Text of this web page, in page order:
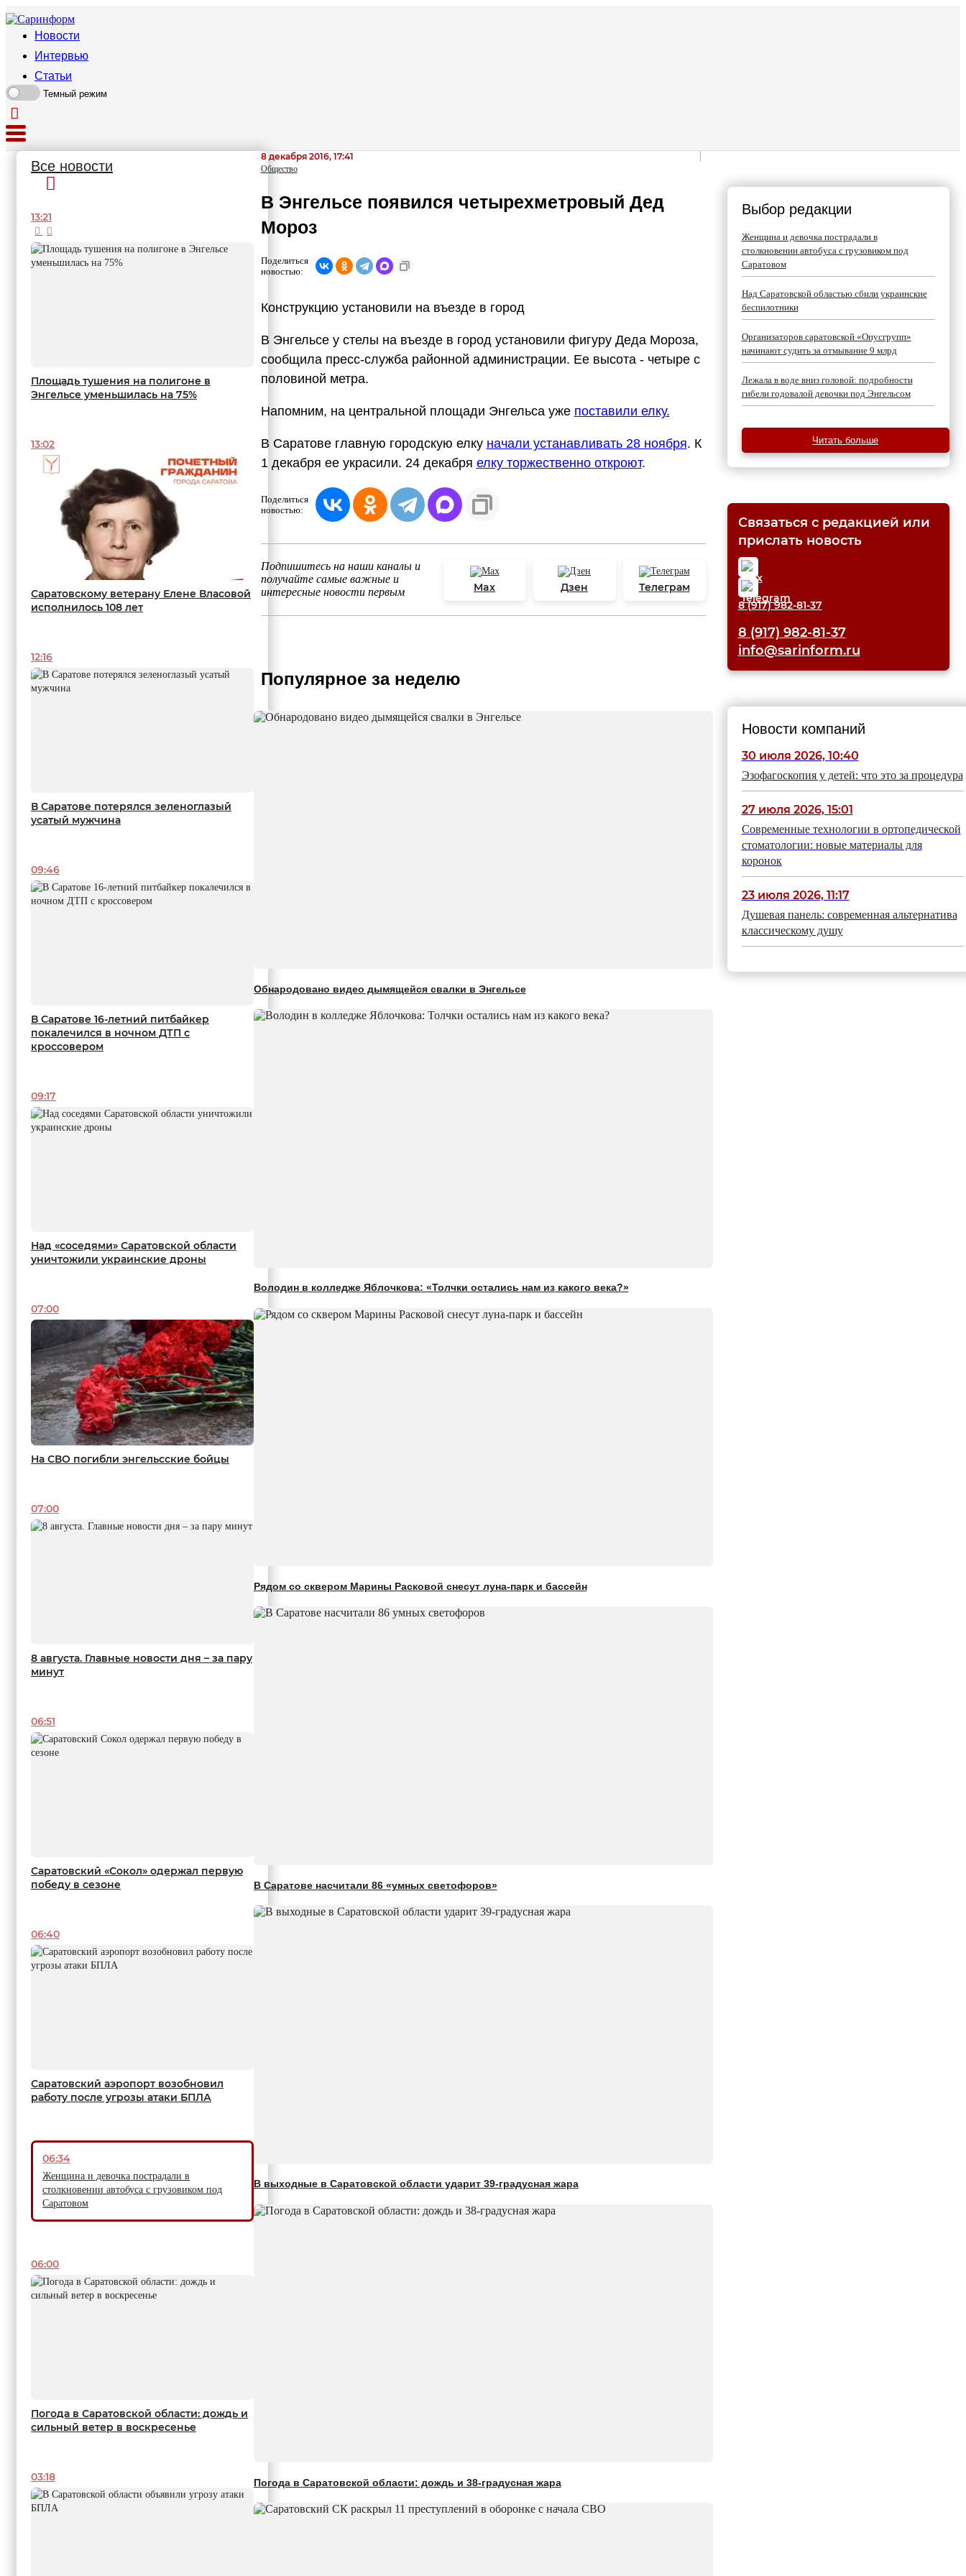
Новости
Интервью
Статьи
Темный режим
Все новости
13:21
Площадь тушения на полигоне в
Энгельсе уменьшилась на 75%
13:02
Саратовскому ветерану Елене Власовой
исполнилось 108 лет
12:16
В Саратове потерялся зеленоглазый
усатый мужчина
09:46
В Саратове 16-летний питбайкер
покалечился в ночном ДТП с
кроссовером
09:17
Над «соседями» Саратовской области
уничтожили украинские дроны
07:00
На СВО погибли энгельсские бойцы
07:00
8 августа. Главные новости дня – за пару
минут
06:51
Саратовский «Сокол» одержал первую
победу в сезоне
06:40
Саратовский аэропорт возобновил
работу после угрозы атаки БПЛА
06:34
Женщина и девочка пострадали в
столкновении автобуса с грузовиком под
Саратовом
06:00
Погода в Саратовской области: дождь и
сильный ветер в воскресенье
03:18
8 декабря 2016, 17:41
Общество
В Энгельсе появился четырехметровый Дед
Мороз
Поделиться
новостью:
Конструкцию установили на въезде в город
В Энгельсе у стелы на въезде в город установили фигуру Деда Мороза,
сообщила пресс-служба районной администрации. Ее высота - четыре с
половиной метра.
Напомним, на центральной площади Энгельса уже поставили елку.
В Саратове главную городскую елку начали устанавливать 28 ноября. К
1 декабря ее украсили. 24 декабря елку торжественно откроют.
Поделиться
новостью:
Подпишитесь на наши каналы и
получайте самые важные и
интересные новости первым
Max Дзен Телеграм
Популярное за неделю
Обнародовано видео дымящейся свалки в Энгельсе
Володин в колледже Яблочкова: «Толчки остались нам из какого века?»
Рядом со сквером Марины Расковой снесут луна-парк и бассейн
В Саратове насчитали 86 «умных светофоров»
В выходные в Саратовской области ударит 39-градусная жара
Погода в Саратовской области: дождь и 38-градусная жара
Выбор редакции
Женщина и девочка пострадали в
столкновении автобуса с грузовиком под
Саратовом
Над Саратовской областью сбили украинские
беспилотники
Организаторов саратовской «Опусгрупп»
начинают судить за отмывание 9 млрд
Лежала в воде вниз головой: подробности
гибели годовалой девочки под Энгельсом
Читать больше
Связаться с редакцией или
прислать новость
8 (917) 982-81-37
8 (917) 982-81-37
info@sarinform.ru
Новости компаний
30 июля 2026, 10:40
Эзофагоскопия у детей: что это за процедура
27 июля 2026, 15:01
Современные технологии в ортопедической
стоматологии: новые материалы для
коронок
23 июля 2026, 11:17
Душевая панель: современная альтернатива
классическому душу